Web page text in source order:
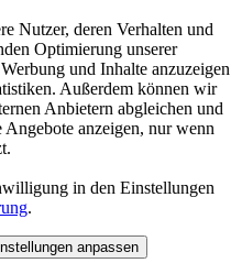
Nutzer, deren Verhalten und
Optimierung unserer
und Inhalte anzuzeigen
Außerdem können wir
Anbietern abgleichen und
anzeigen, nur wenn
in den Einstellungen
.
anpassen